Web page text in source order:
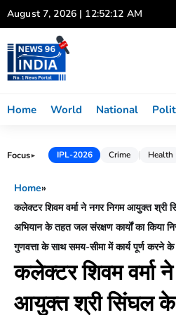
Skip
to
content
August 7, 2026 | 12:52:13 AM
Home World National
Focus► IPL-2026 Crime Health
Home»
कलेक्टर शिवम वर्मा ने नगर निगम आयुक्त श्री
अभियान के तहत जल संरक्षण कार्यों का किया
गुणवत्ता के साथ समय-सीमा में कार्य पूर्ण करने के
कलेक्टर शिवम वर्मा
आयुक्त श्री सिंघल